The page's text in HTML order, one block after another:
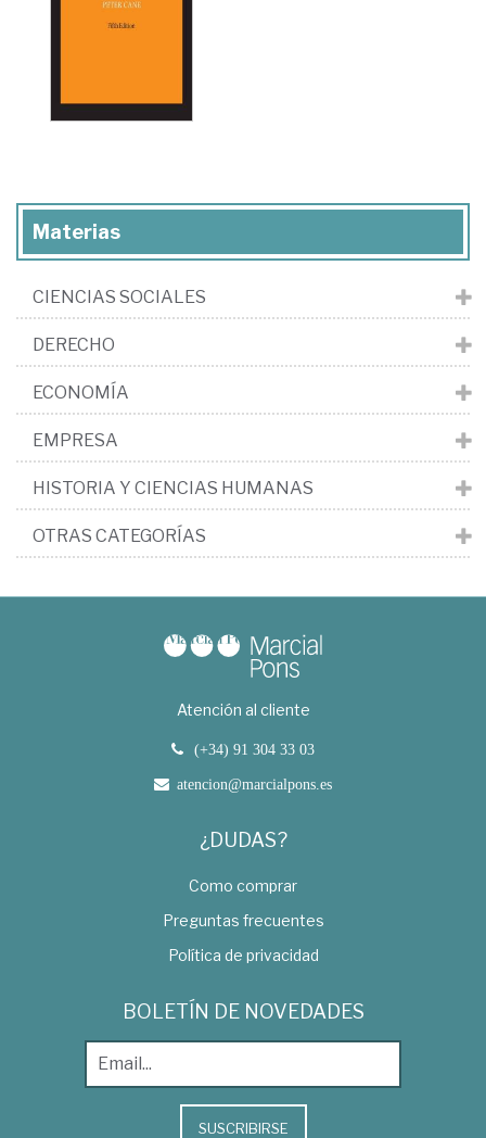
Materias
CIENCIAS SOCIALES
DERECHO
ECONOMÍA
EMPRESA
HISTORIA Y CIENCIAS HUMANAS
OTRAS CATEGORÍAS
Atención al cliente
(+34) 91 304 33 03
atencion@marcialpons.es
¿DUDAS?
Como comprar
Preguntas frecuentes
Política de privacidad
BOLETÍN DE NOVEDADES
SUSCRIBIRSE